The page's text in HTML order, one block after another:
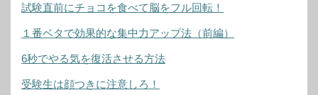
試験直前にチョコを食べて脳をフル回転！
１番ベタで効果的な集中力アップ法（前編）
6秒でやる気を復活させる方法
受験生は顔つきに注意しろ！